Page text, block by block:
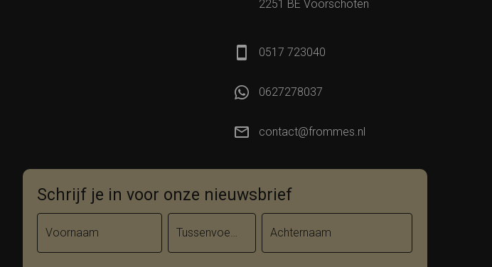
2251 BE Voorschoten
0517 723040
0627278037
contact@frommes.nl
Schrijf je in voor onze nieuwsbrief
Voornaam Achternaam